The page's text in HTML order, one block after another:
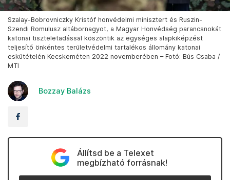
Szalay-Bobrovniczky Kristóf honvédelmi minisztert és Ruszin-
Szendi Romulusz altábornagyot, a Magyar Honvédség parancsnokát
katonai tiszteletadással köszöntik az egységes alapkiképzést
teljesítő önkéntes területvédelmi tartalékos állomány katonai
eskütételén Kecskeméten 2022 novemberében – Fotó: Bús Csaba /
MTI
Bozzay Balázs
Állítsd be a Telexet
megbízható forrásnak!